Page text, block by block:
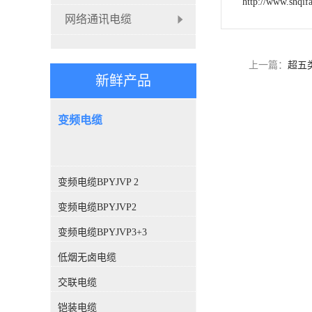
上一篇： 超五
网络通讯电缆
新鲜产品
变频电缆
变频电缆BPYJVP 2
变频电缆BPYJVP2
变频电缆BPYJVP3+3
低烟无卤电缆
交联电缆
铠装电缆